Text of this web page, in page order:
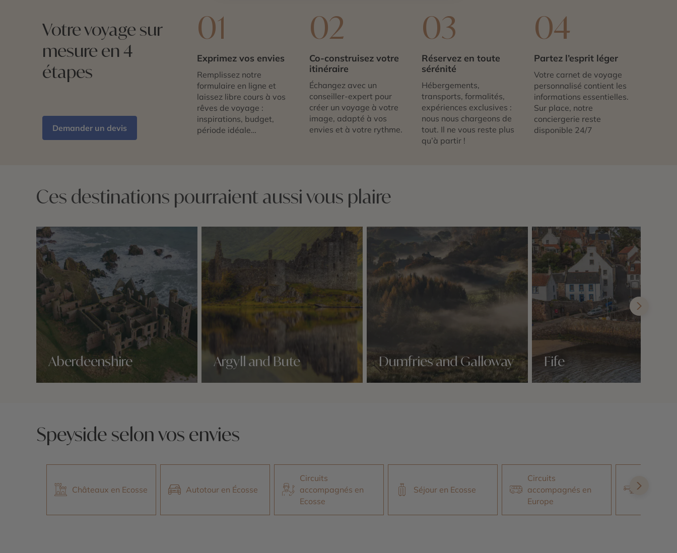
Votre voyage sur
mesure en 4
étapes
Demander un devis
01
Exprimez vos envies
Remplissez notre
formulaire en ligne et
laissez libre cours à vos
rêves de voyage :
inspirations, budget,
période idéale…
02
Co-construisez votre
itinéraire
Échangez avec un
conseiller-expert pour
créer un voyage à votre
image, adapté à vos
envies et à votre rythme.
03
Réservez en toute
sérénité
Hébergements,
transports, formalités,
expériences exclusives :
nous nous chargeons de
tout. Il ne vous reste plus
qu’à partir !
04
Partez l’esprit léger
Votre carnet de voyage
personnalisé contient les
informations essentielles.
Sur place, notre
conciergerie reste
disponible 24/7
Ces destinations pourraient aussi vous plaire
Aberdeenshire Argyll and Bute Dumfries and Galloway Fife
Speyside selon vos envies
Châteaux en Ecosse Autotour en Écosse
Circuits
accompagnés en
Ecosse
Séjour en Ecosse
Circuits
accompagnés en
Europe
Voyage